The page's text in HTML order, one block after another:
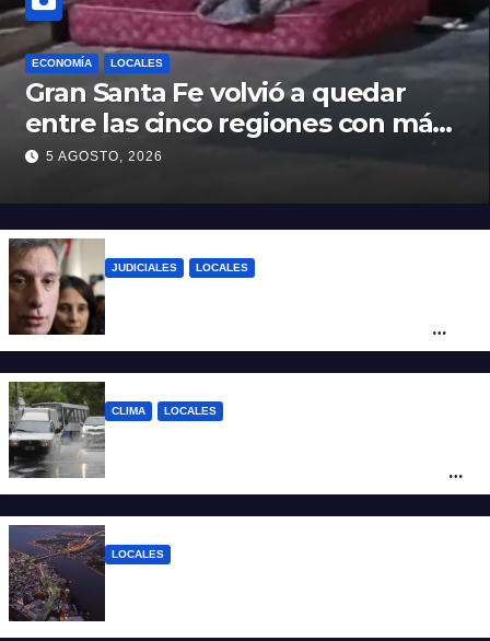
ECONOMÍA LOCALES
Gran Santa Fe volvió a quedar
entre las cinco regiones con más
pobreza del país
5 AGOSTO, 2026
JUDICIALES LOCALES
ético y ratificó que la Provincia apelará
CLIMA LOCALES
vientos en Santa Fe: anuncian ráfagas de
hasta 90 km/h, granizo y un brusco
LOCALES